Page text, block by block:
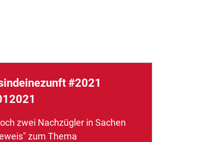
#2021
zwei Nachzügler in Sachen
zum Thema